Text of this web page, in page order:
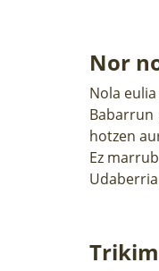
Nor
Nola
hotzen
Ez